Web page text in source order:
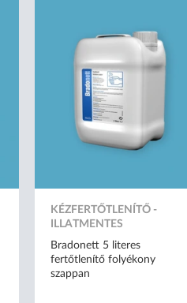
KÉZFERTŐTLENÍTŐ -
ILLATMENTES
Bradonett 5 literes
fertőtlenítő folyékony
szappan